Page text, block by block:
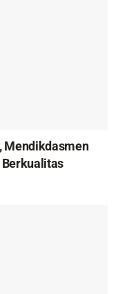
Mendikdasmen